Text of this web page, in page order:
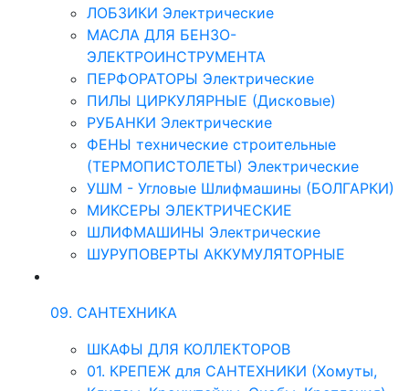
ЛОБЗИКИ Электрические
МАСЛА ДЛЯ БЕНЗО-
ЭЛЕКТРОИНСТРУМЕНТА
ПЕРФОРАТОРЫ Электрические
ПИЛЫ ЦИРКУЛЯРНЫЕ (Дисковые)
РУБАНКИ Электрические
ФЕНЫ технические строительные
(ТЕРМОПИСТОЛЕТЫ) Электрические
УШМ - Угловые Шлифмашины (БОЛГАРКИ)
МИКСЕРЫ ЭЛЕКТРИЧЕСКИЕ
ШЛИФМАШИНЫ Электрические
ШУРУПОВЕРТЫ АККУМУЛЯТОРНЫЕ
09. САНТЕХНИКА
ШКАФЫ ДЛЯ КОЛЛЕКТОРОВ
01. КРЕПЕЖ для САНТЕХНИКИ (Хомуты,